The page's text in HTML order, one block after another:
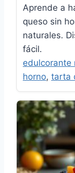
Aprende a
queso sin
naturales.
fácil.
edulcorante
horno, tarta